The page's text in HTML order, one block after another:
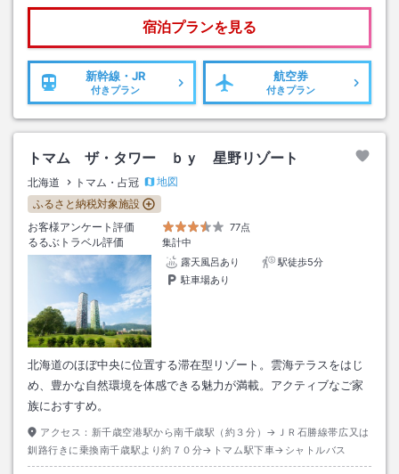
宿泊プランを見る
新幹線・JR
付きプラン
航空券
付きプラン
トマム ザ・タワー ｂｙ 星野リゾート
北海道 トマム・占冠
地図
ふるさと納税対象施設
お客様アンケート評価
77点
るるぶトラベル評価
集計中
露天風呂あり
駅徒歩5分
駐車場あり
北海道のほぼ中央に位置する滞在型リゾート。雲海テラスをはじ
め、豊かな自然環境を体感できる魅力が満載。アクティブなご家
族におすすめ。
アクセス： 新千歳空港駅から南千歳駅（約３分）→ＪＲ石勝線帯広又は
釧路行きに乗換南千歳駅より約７０分→トマム駅下車→シャトルバス